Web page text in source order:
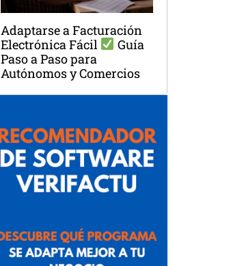
Adaptarse a Facturación
Electrónica Fácil
Guía
Paso a Paso para
Autónomos y Comercios